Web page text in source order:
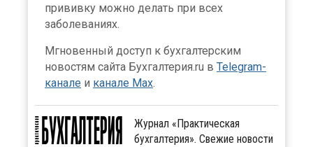
прививку можно делать при всех
заболеваниях.
Мгновенный доступ к бухгалтерским
новостям сайта Бухгалтерия.ru в Telegram-
канале и канале Max.
Журнал «Практическая
бухгалтерия». Свежие новости